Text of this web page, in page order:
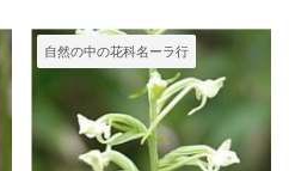
００５年８月１１日 撮影
尾瀬 エゾスズラン（蝦夷鈴
蘭） ２００４年７月１１
日 撮影 高 ...
に生える高さ１０～１５cmの
多年草でとっても可憐なラン
です。 辛い登りの後の頂上湿
原に咲いていたオノエランに
で会った時は疲れを忘れて写
真を写していました。 和名の
自然の中の花科名ーラ行